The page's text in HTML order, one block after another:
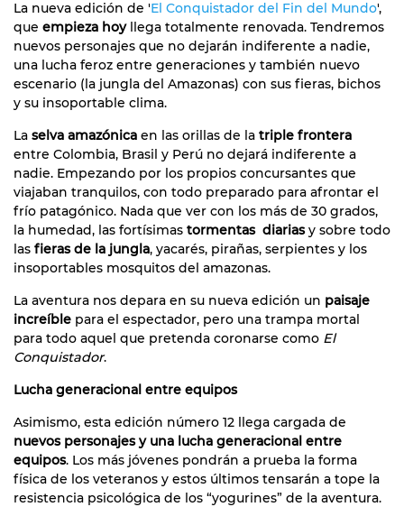
La nueva edición de 'El Conquistador del Fin del Mundo',
que empieza hoyllega totalmente renovada. Tendremos
nuevos personajes que no dejarán indiferente a nadie,
una lucha feroz entre generaciones y también nuevo
escenario (la jungla del Amazonas) con sus fieras, bichos
y su insoportable clima.
La selva amazónica en las orillas de la triple frontera
entre Colombia, Brasil y Perú no dejará indiferente a
nadie. Empezando por los propios concursantes que
viajaban tranquilos, con todo preparado para afrontar el
frío patagónico. Nada que ver con los más de 30 grados,
la humedad, las fortísimas tormentas diariasy sobre todo
las fieras de la jungla, yacarés, pirañas, serpientes y los
insoportables mosquitos del amazonas.
La aventura nos depara en su nueva edición un paisaje
increíble para el espectador, pero una trampa mortal
para todo aquel que pretenda coronarse como El
Conquistador.
Lucha generacional entre equipos
Asimismo, esta edición número 12 llega cargada de
nuevos personajes y una lucha generacional entre
equipos. Los más jóvenes pondrán a prueba la forma
física de los veteranos y estos últimos tensarán a tope la
resistencia psicológica de los “yogurines” de la aventura.